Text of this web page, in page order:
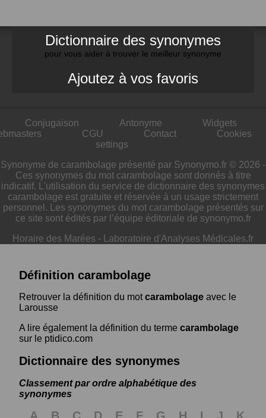
Dictionnaire des synonymes
pour vous aider à trouver le meilleur synonyme
Ajoutez à vos favoris
Conjugaison Antonyme
Widgets
CGU Contact
Cookies
settings
Synonyme de carambolage présenté par Synonymo.fr © 2026 -
Ces synonymes du mot carambolage sont donnés à titre
indicatif. L'utilisation du service de dictionnaire des synonymes
carambolage est gratuite et réservée à un usage strictement
personnel. Les synonymes du mot carambolage présentés sur
ce site sont édités par l’équipe éditoriale de synonymo.fr
Horaire des Marées - Laboratoire d'Analyses Médicales.fr
Définition carambolage
Retrouver la définition du motcarambolage avec le
Larousse
A lire également la définition du terme carambolage
sur le ptidico.com
Dictionnaire des synonymes
Classement par ordre alphabétique des
synonymes